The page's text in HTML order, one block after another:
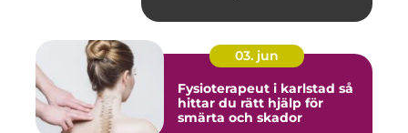
03. jun
Fysioterapeut i karlstad så
hittar du rätt hjälp för
smärta och skador